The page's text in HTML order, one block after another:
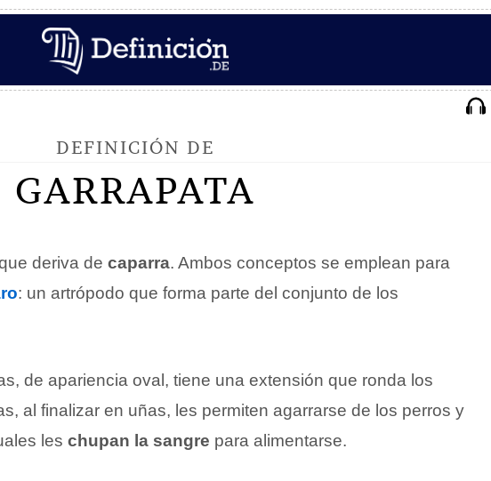
DEFINICIÓN DE
GARRAPATA
deriva de caparra. Ambos conceptos se emplean para
: un artrópodo que forma parte del conjunto de los
de apariencia oval, tiene una extensión que ronda los
al finalizar en uñas, les permiten agarrarse de los perros y
les chupan la sangre para alimentarse.